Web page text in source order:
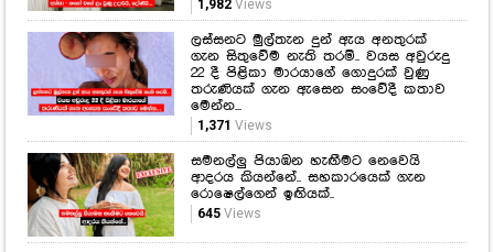
1,982Views
ලස්සනට මුල්තැන දුන් ඇය අනතුරක්
ගැන සිතුවේම නැති තරම්.. වයස අවුරුදු
22 දී පිළිකා මාරයාගේ ගොදුරක් වුණු
තරුණියක් ගැන ඇසෙන සංවේදී කතාව
මෙන්න...
1,371 Views
සමනල්ලු පියාඹන හැඟීමට නෙවෙයි
ආදරය කියන්නේ.. සහකාරයෙක් ගැන
රොෂෙල්ගෙන් ඉඟියක්..
645Views